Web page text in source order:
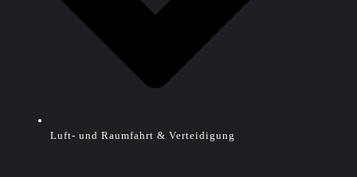
Luft- und Raumfahrt & Verteidigung